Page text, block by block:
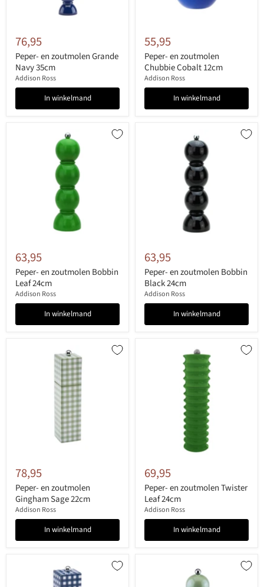
76,95
Peper- en zoutmolen Grande
Navy 35cm
Addison Ross
In winkelmand
55,95
Peper- en zoutmolen
Chubbie Cobalt 12cm
Addison Ross
In winkelmand
63,95
Peper- en zoutmolen Bobbin
Leaf 24cm
Addison Ross
In winkelmand
63,95
Peper- en zoutmolen Bobbin
Black 24cm
Addison Ross
In winkelmand
78,95
Peper- en zoutmolen
Gingham Sage 22cm
Addison Ross
In winkelmand
69,95
Peper- en zoutmolen Twister
Leaf 24cm
Addison Ross
In winkelmand